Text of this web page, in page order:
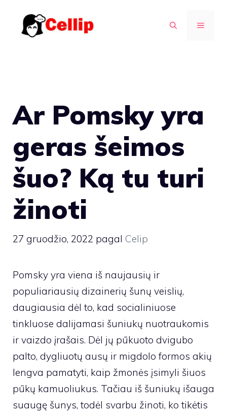
turinio
MENIU
Ar Pomsky yra
geras šeimos
šuo? Ką tu turi
žinoti
27 gruodžio, 2022 pagal Celip
Pomsky yra viena iš naujausių ir
populiariausių dizainerių šunų veislių,
daugiausia dėl to, kad socialiniuose
tinkluose dalijamasi šuniukų nuotraukomis
ir vaizdo įrašais. Dėl jų pūkuoto dvigubo
palto, dygliuotų ausų ir migdolo formos akių
lengva pamatyti, kaip žmonės įsimyli šiuos
pūkų kamuoliukus. Tačiau iš šuniukų išauga
suaugę šunys, todėl svarbu žinoti, ko tikėtis